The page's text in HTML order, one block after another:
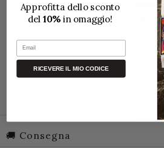
🚚 Consegna
Approfitta dello sconto
del10%in omaggio!
Email
RICEVERE IL MIO CODICE